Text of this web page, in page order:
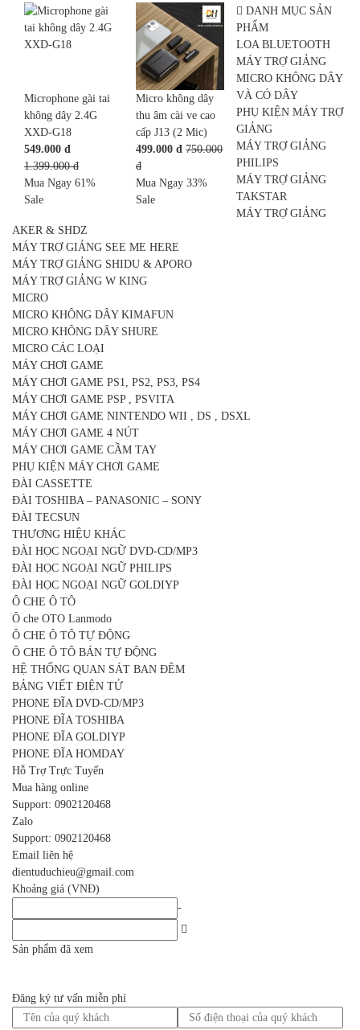
Microphone gài tai
không dây 2.4G
XXD-G18
549.000 đ
1.399.000 đ
Mua Ngay 61%
Sale
Micro không dây
thu âm cài ve cao
cấp J13 (2 Mic)
499.000 đ 750.000
đ
Mua Ngay 33%
Sale
DANH MỤC SẢN
PHẨM
LOA BLUETOOTH
MÁY TRỢ GIẢNG
MICRO KHÔNG DÂY
VÀ CÓ DÂY
PHỤ KIỆN MÁY TRỢ
GIẢNG
MÁY TRỢ GIẢNG
PHILIPS
MÁY TRỢ GIẢNG
TAKSTAR
MÁY TRỢ GIẢNG
AKER & SHDZ
MÁY TRỢ GIẢNG SEE ME HERE
MÁY TRỢ GIẢNG SHIDU & APORO
MÁY TRỢ GIẢNG W KING
MICRO
MICRO KHÔNG DÂY KIMAFUN
MICRO KHÔNG DÂY SHURE
MICRO CÁC LOẠI
MÁY CHƠI GAME
MÁY CHƠI GAME PS1, PS2, PS3, PS4
MÁY CHƠI GAME PSP , PSVITA
MÁY CHƠI GAME NINTENDO WII , DS , DSXL
MÁY CHƠI GAME 4 NÚT
MÁY CHƠI GAME CẦM TAY
PHỤ KIỆN MÁY CHƠI GAME
ĐÀI CASSETTE
ĐÀI TOSHIBA – PANASONIC – SONY
ĐÀI TECSUN
THƯƠNG HIỆU KHÁC
ĐÀI HỌC NGOẠI NGỮ DVD-CD/MP3
ĐÀI HỌC NGOẠI NGỮ PHILIPS
ĐÀI HỌC NGOẠI NGỮ GOLDIYP
Ô CHE Ô TÔ
Ô che OTO Lanmodo
Ô CHE Ô TÔ TỰ ĐỘNG
Ô CHE Ô TÔ BÁN TỰ ĐỘNG
HỆ THỐNG QUAN SÁT BAN ĐÊM
BẢNG VIẾT ĐIỆN TỬ
PHONE ĐĨA DVD-CD/MP3
PHONE ĐĨA TOSHIBA
PHONE ĐĨA GOLDIYP
PHONE ĐĨA HOMDAY
Hỗ Trợ Trực Tuyến
Mua hàng online
Support: 0902120468
Zalo
Support: 0902120468
Email liên hệ
dientuduchieu@gmail.com
Khoảng giá (VNĐ)
-
Sản phẩm đã xem
Đăng ký tư vấn miễn phí